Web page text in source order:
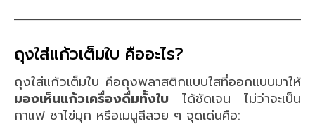
ถุงใส่แก้วเต็มใบ คืออะไร?
ถุงใส่แก้วเต็มใบ คือถุงพลาสติกแบบใสที่ออกแบบมาให้
มองเห็นแก้วเครื่องดื่มทั้งใบ ได้ชัดเจน ไม่ว่าจะเป็น
กาแฟ ชาไข่มุก หรือเมนูสีสวย ๆ จุดเด่นคือ: